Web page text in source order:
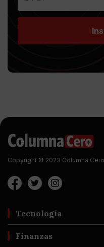
Copyright © 2023 Columna Cero
Tecnología
Finanzas